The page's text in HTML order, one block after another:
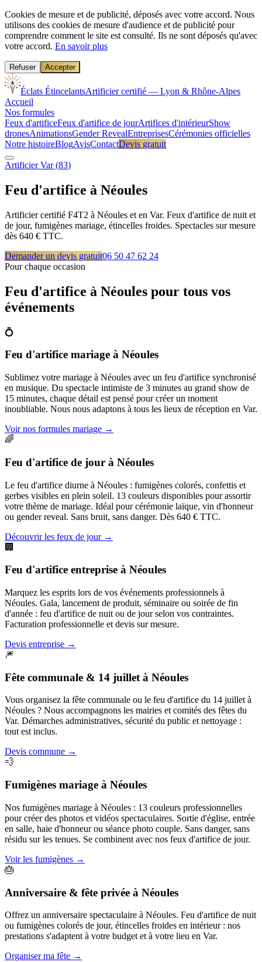
Cookies de mesure et de publicité, déposés avec votre accord. Nous
utilisons des cookies de mesure d'audience et de publicité pour
comprendre comment le site est consulté. Ils ne sont déposés qu'avec
votre accord. En savoir plus
Refuser Accepter
Éclats ÉtincelantsArtificier certifié — Lyon & Rhône-Alpes
Accueil
Nos formules
Feux d'artificeFeux d'artifice de jourArtifices d'intérieurShow
dronesAnimationsGender RevealEntreprisesCérémonies officielles
Notre histoireBlogAvisContactDevis gratuit
ArtificierVar(83)
Feu d'artifice à Néoules
Artificier certifié F4T2 à Néoules et en Var. Feux d'artifice de nuit et
de jour, fumigènes mariage, étincelles froides. Spectacles sur mesure
dès 640 € TTC.
Demander un devis gratuit06 50 47 62 24
Pour chaque occasion
Feu d'artifice à Néoules pour tous vos
événements
💍
Feu d'artifice mariage à Néoules
Sublimez votre mariage à Néoules avec un feu d'artifice synchronisé
en musique. Du spectacle intimiste de 3 minutes au grand show de
15 minutes, chaque détail est pensé pour créer un moment
inoubliable. Nous nous adaptons à tous les lieux de réception en Var.
Voir nos formules mariage →
🌈
Feu d'artifice de jour à Néoules
Le feu d'artifice diurne à Néoules : fumigènes colorés, confettis et
gerbes visibles en plein soleil. 13 couleurs disponibles pour assortir
votre thème de mariage. Idéal pour cérémonie laïque, vin d'honneur
ou gender reveal. Sans bruit, sans danger. Dès 640 € TTC.
Découvrir les feux de jour→
🏢
Feu d'artifice entreprise à Néoules
Marquez les esprits lors de vos événements professionnels à
Néoules. Gala, lancement de produit, séminaire ou soirée de fin
d'année : feu d'artifice de nuit ou de jour selon vos contraintes.
Facturation professionnelle et devis sur mesure.
Devis entreprise →
🎆
Fête communale & 14 juillet à Néoules
Vous organisez la fête communale ou le feu d'artifice du 14 juillet à
Néoules ? Nous accompagnons les mairies et comités des fêtes du
Var. Démarches administratives, sécurité du public et nettoyage :
tout est inclus.
Devis commune →
💨
Fumigènes mariage à Néoules
Nos fumigènes mariage à Néoules : 13 couleurs professionnelles
pour créer des photos et vidéos spectaculaires. Sortie d'église, entrée
en salle, haie d'honneur ou séance photo couple. Sans danger, sans
résidu sur les tenues. Se combinent avec nos feux d'artifice de jour.
Voir les fumigènes →
🎂
Anniversaire & fête privée à Néoules
Offrez un anniversaire spectaculaire à Néoules. Feu d'artifice de nuit
ou fumigènes colorés de jour, étincelles froides en intérieur : nos
prestations s'adaptent à votre budget et à votre lieu en Var.
Organiser ma fête →